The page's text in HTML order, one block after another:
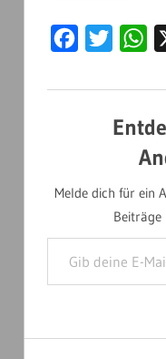
FacebookTwitter
Melde dich für ein
Beiträge
Gib deine E-Mail-Adresse ein ...